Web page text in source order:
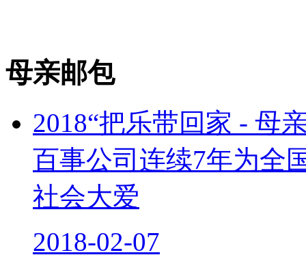
母亲邮包
2018“把乐带回家 - 母
百事公司连续7年为全
社会大爱
2018-02-07